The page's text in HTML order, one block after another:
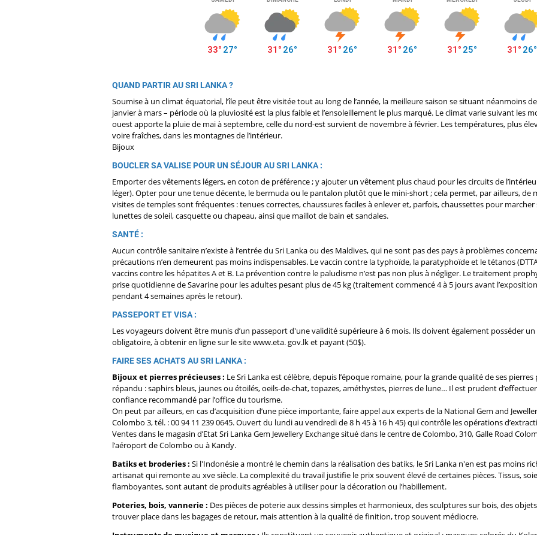
QUAND PARTIR AU SRI LANKA ?
Soumise à un climat équatorial, l’île peut être visitée tout au long de l’année, la meilleure saison se situant néanmoins
janvier à mars – période où la pluviosité est la plus faible et l’ensoleillement le plus marqué. Le climat varie suivant les
ouest apporte la pluie de mai à septembre, celle du nord-est survient de novembre à février. Les températures, plus
voire fraîches, dans les montagnes de l’intérieur.
Bijoux
BOUCLER SA VALISE POUR UN SÉJOUR AU SRI LANKA :
Emporter des vêtements légers, en coton de préférence ; y ajouter un vêtement plus chaud pour les circuits de
léger). Opter pour une tenue décente, le bermuda ou le pantalon plutôt que le mini-short ; cela permet, par ailleurs, de
visites de temples sont fréquentes : tenues correctes, chaussures faciles à enlever et, parfois, chaussettes pour
lunettes de soleil, casquette ou chapeau, ainsi que maillot de bain et sandales.
SANTÉ :
Aucun contrôle sanitaire n’existe à l’entrée du Sri Lanka ou des Maldives, qui ne sont pas des pays à problèmes
précautions n’en demeurent pas moins indispensables. Le vaccin contre la typhoïde, la paratyphoïde et le tétanos
vaccins contre les hépatites A et B. La prévention contre le paludisme n’est pas non plus à négliger. Le traitement
prise quotidienne de Savarine pour les adultes pesant plus de 45 kg (traitement commencé 4 à 5 jours avant
pendant 4 semaines après le retour).
PASSEPORT ET VISA :
Les voyageurs doivent être munis d’un passeport d'une validité supérieure à 6 mois. Ils doivent également posséder
obligatoire, à obtenir en ligne sur le site www.eta. gov.lk et payant (50$).
FAIRE SES ACHATS AU SRI LANKA :
Bijoux et pierres précieuses : Le Sri Lanka est célèbre, depuis l’époque romaine, pour la grande qualité de ses
répandu : saphirs bleus, jaunes ou étoilés, oeils-de-chat, topazes, améthystes, pierres de lune… Il est prudent
confiance recommandé par l’office du tourisme.
On peut par ailleurs, en cas d’acquisition d’une pièce importante, faire appel aux experts de la National Gem and
Colombo 3, tél. : 00 94 11 239 0645. Ouvert du lundi au vendredi de 8 h 45 à 16 h 45) qui contrôle les opérations
Ventes dans le magasin d’Etat Sri Lanka Gem Jewellery Exchange situé dans le centre de Colombo, 310, Galle Road
l’aéroport de Colombo ou à Kandy.
Batiks et broderies : Si l'Indonésie a montré le chemin dans la réalisation des batiks, le Sri Lanka n'en est pas moins
artisanat qui remonte au xve siècle. La complexité du travail justifie le prix souvent élevé de certaines pièces. Tissus,
flamboyantes, sont autant de produits agréables à utiliser pour la décoration ou l’habillement.
Poteries, bois, vannerie : Des pièces de poterie aux dessins simples et harmonieux, des sculptures sur bois, des
trouver place dans les bagages de retour, mais attention à la qualité de finition, trop souvent médiocre.